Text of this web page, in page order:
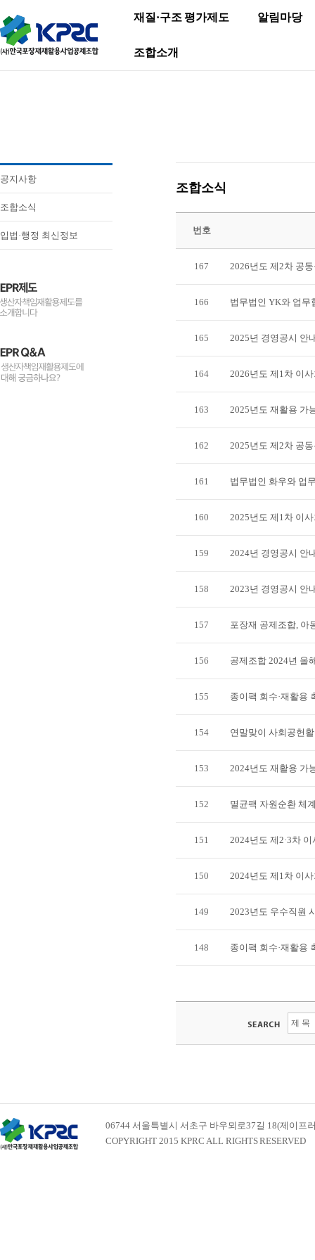
재질·구조 평가제도 알림마당
조합소개
공지사항
조합소식
입법·행정 최신정보
조합소식
번호
167 2026년도 제2차 공
166 법무법인 YK와 업무
165 2025년 경영공시 안
164 2026년도 제1차 이
163 2025년도 재활용 가
162 2025년도 제2차 공
161 법무법인 화우와 업
160 2025년도 제1차 이
159 2024년 경영공시 안
158 2023년 경영공시 안
157 포장재 공제조합, 아
156 공제조합 2024년 올
155 종이팩 회수·재활용
154 연말맞이 사회공헌
153 2024년도 재활용 가
152 멸균팩 자원순환 체
151 2024년도 제2·3차
150 2024년도 제1차 이
149 2023년도 우수직원
148 종이팩 회수·재활용
06744 서울특별시 서초구 바우뫼로37길 18(제이프
COPYRIGHT 2015 KPRC ALL RIGHTS RESERVED